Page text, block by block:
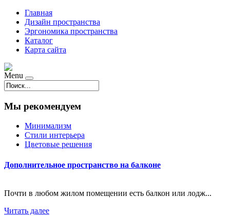
Главная
Дизайн пространства
Эргономика пространства
Каталог
Карта сайта
Menu
Мы рекомендуем
Минимализм
Стили интерьера
Цветовые решения
Дополнительное пространство на балконе
Почти в любом жилом помещении есть балкон или лодж...
Читать далее